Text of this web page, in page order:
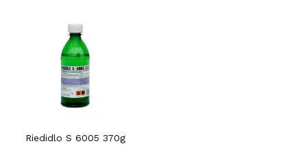
Riedidlo S 6005 370g